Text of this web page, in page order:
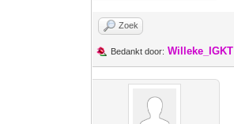
Zoek
Bedankt door: Willeke_IGKT